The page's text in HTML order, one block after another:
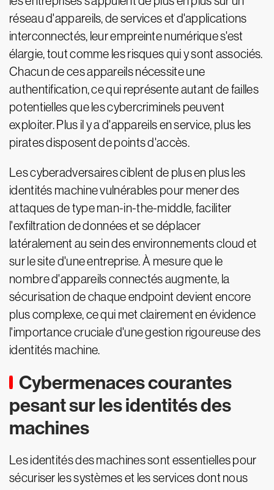
réseau d'appareils, de services et d'applications
interconnectés, leur empreinte numérique s'est
élargie, tout comme les risques qui y sont associés.
Chacun de ces appareils nécessite une
authentification, ce qui représente autant de failles
potentielles que les cybercriminels peuvent
exploiter. Plus il y a d'appareils en service, plus les
pirates disposent de points d'accès.
Les cyberadversaires ciblent de plus en plus les
identités machine vulnérables pour mener des
attaques de type man-in-the-middle, faciliter
l'exfiltration de données et se déplacer
latéralement au sein des environnements cloud et
sur le site d'une entreprise. À mesure que le
nombre d'appareils connectés augmente, la
sécurisation de chaque endpoint devient encore
plus complexe, ce qui met clairement en évidence
l'importance cruciale d'une gestion rigoureuse des
identités machine.
Cybermenaces courantes
pesant sur les identités des
machines
Les identités des machines sont essentielles pour
sécuriser les systèmes et les services dont nous